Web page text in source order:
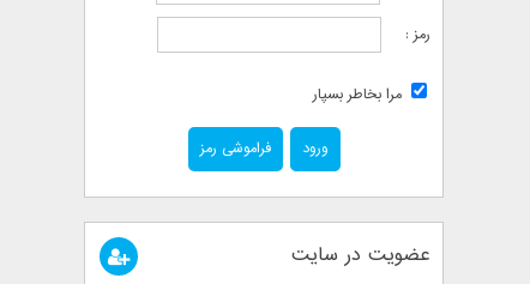
رمز :
مرا بخاطر بسپار
فراموشی رمز
عضویت در سایت